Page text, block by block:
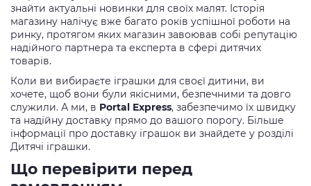
знайти актуальні новинки для своїх малят. Історія
магазину налічує вже багато років успішної роботи на
ринку, протягом яких магазин завоював собі репутацію
надійного партнера та експерта в сфері дитячих
товарів.
Коли ви вибираєте іграшки для своєї дитини, ви
хочете, щоб вони були якісними, безпечними та довго
служили. А ми, в Portal Express, забезпечимо їх швидку
та надійну доставку прямо до вашого порогу. Більше
інформації про доставку іграшок ви знайдете у розділі
Дитячі іграшки.
Що перевірити перед